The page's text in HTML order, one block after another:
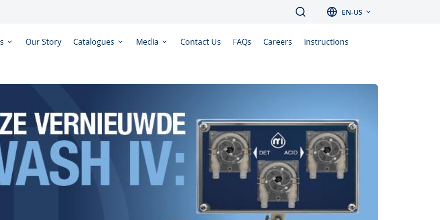
Search EN-US
Our Story Catalogues Media Contact Us FAQs Careers Instructions